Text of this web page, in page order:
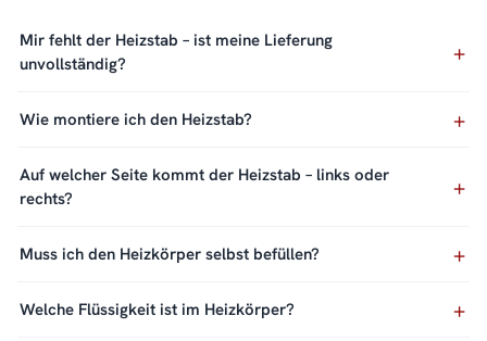
Mir fehlt der Heizstab – ist meine Lieferung
unvollständig?
Wie montiere ich den Heizstab?
Auf welcher Seite kommt der Heizstab – links oder
rechts?
Muss ich den Heizkörper selbst befüllen?
Welche Flüssigkeit ist im Heizkörper?